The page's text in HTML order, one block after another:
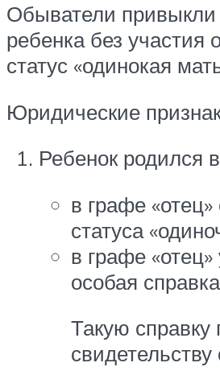
Обыватели
ребенка без участия
статус «одинокая
Юридические
Ребенок родился
в графе
статуса
в графе
особая
Такую справку